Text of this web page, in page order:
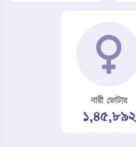
নারী ভোটার
১,৪৫,৮৯২